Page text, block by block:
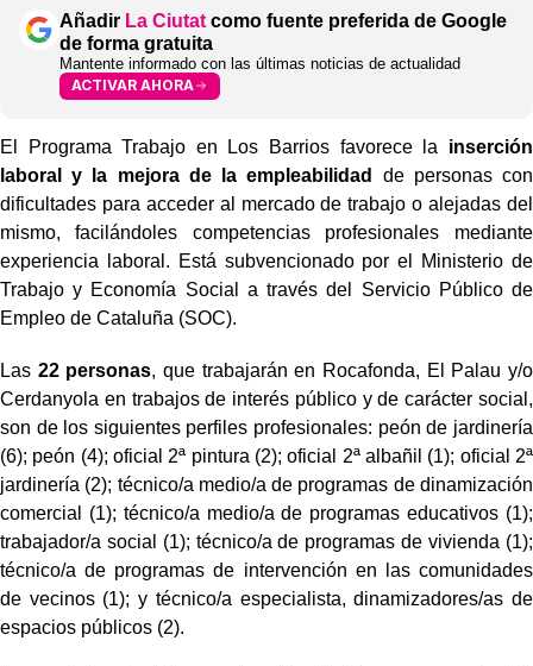
Añadir La Ciutat como fuente preferida de Google
de forma gratuita
Mantente informado con las últimas noticias de actualidad
ACTIVAR AHORA
El Programa Trabajo en Los Barrios favorece la inserción
laboral y la mejora de la empleabilidad
de personas con
dificultades para acceder al mercado de trabajo o alejadas del
mismo, facilándoles competencias profesionales mediante
experiencia laboral. Está subvencionado por el Ministerio de
Trabajo y Economía Social a través del Servicio Público de
Empleo de Cataluña (SOC).
Las 22 personas, que trabajarán en Rocafonda, El Palau y/o
Cerdanyola en trabajos de interés público y de carácter social,
son de los siguientes perfiles profesionales: peón de jardinería
(6); peón (4); oficial 2ª pintura (2); oficial 2ª albañil (1); oficial 2ª
jardinería (2); técnico/a medio/a de programas de dinamización
comercial (1); técnico/a medio/a de programas educativos (1);
trabajador/a social (1); técnico/a de programas de vivienda (1);
técnico/a de programas de intervención en las comunidades
de vecinos (1); y técnico/a especialista, dinamizadores/as de
espacios públicos (2).